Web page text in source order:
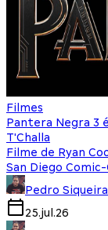
Filmes
Pantera Negra 3
T'Challa
Filme de Ryan
San Diego Comic-
Pedro Siqueira
25.jul.26